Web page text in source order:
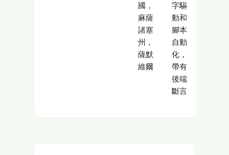
國，
麻薩
諸塞
州，
薩默
維爾
字驅
動和
腳本
自動
化，
帶有
後端
斷言